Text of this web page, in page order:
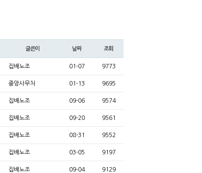
글쓴이 날짜 조회
집배노조 01-07 9773
중앙사무처 01-13 9695
집배노조 09-06 9574
집배노조 09-20 9561
집배노조 08-31 9552
집배노조 03-05 9197
집배노조 09-04 9129